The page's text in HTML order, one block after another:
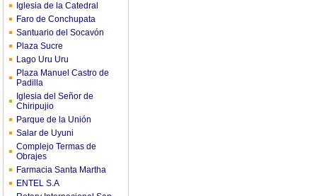
Iglesia de la Catedral
Faro de Conchupata
Santuario del Socavón
Plaza Sucre
Lago Uru Uru
Plaza Manuel Castro de
Padilla
Iglesia del Señor de
Chiripujio
Parque de la Unión
Salar de Uyuni
Complejo Termas de
Obrajes
Farmacia Santa Martha
ENTEL S.A